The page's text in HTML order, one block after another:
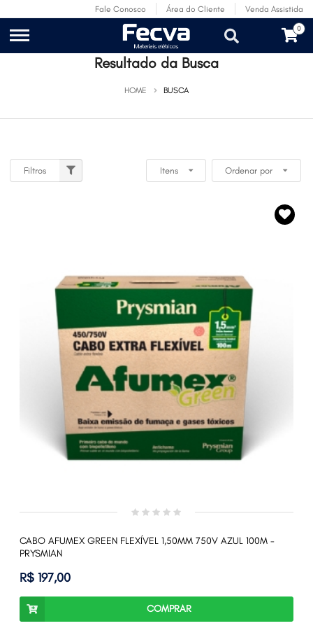
Fale Conosco Área do Cliente Venda Assistida
0
Resultado da Busca
HOME BUSCA
Filtros Itens Ordenar por
CABO AFUMEX GREEN FLEXÍVEL 1,50MM 750V AZUL 100M -
PRYSMIAN
R$ 197,00
COMPRAR